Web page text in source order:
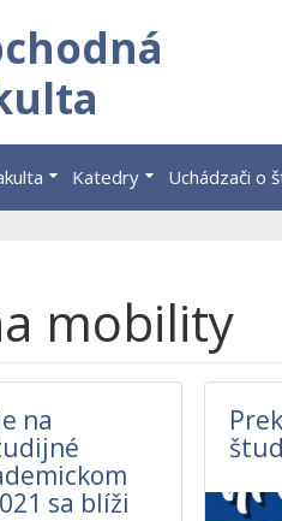
Katedry Uchádzači o
mobility
na
sa blíži